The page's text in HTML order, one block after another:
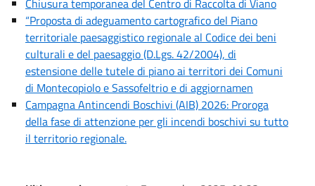
“Proposta di adeguamento cartografico del Piano
territoriale paesaggistico regionale al Codice dei beni
culturali e del paesaggio (D.Lgs. 42/2004), di
estensione delle tutele di piano ai territori dei Comuni
di Montecopiolo e Sassofeltrio e di aggiornamen
Campagna Antincendi Boschivi (AIB) 2026: Proroga
della fase di attenzione per gli incendi boschivi su tutto
il territorio regionale.